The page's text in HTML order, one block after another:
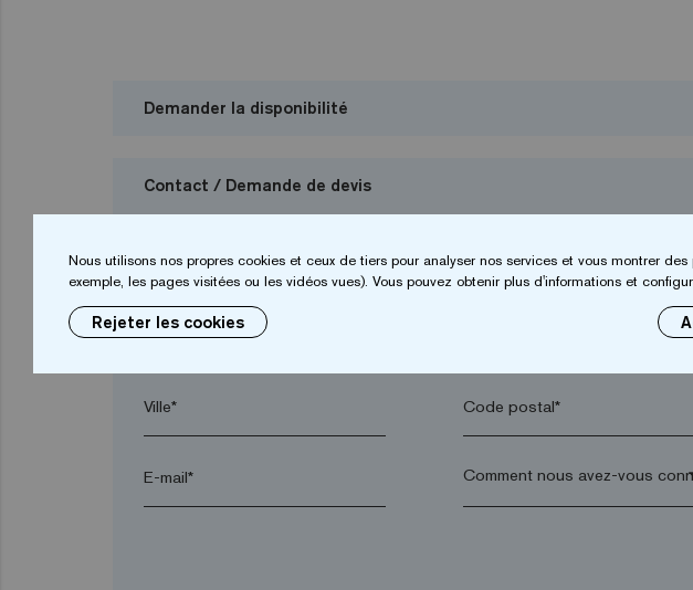
Demander la disponibilité
Contact / Demande de devis
Prénom*
Ville* Code postal*
E-mail*
Nous utilisons nos propres cookies et ceux de tiers pour analyser nos services et vous montrer
exemple, les pages visitées ou les vidéos vues). Vous pouvez obtenir plus d'informations et
Rejeter les cookies